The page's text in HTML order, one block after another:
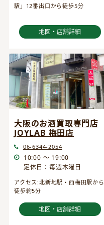
駅」12番出口から徒歩5分
地図・店舗詳細
大阪のお酒買取専門店
JOYLAB 梅田店
06-6344-2054
10:00 ～ 19:00
定休日：毎週木曜日
アクセス:北新地駅・西梅田駅から
徒歩約5分
地図・店舗詳細